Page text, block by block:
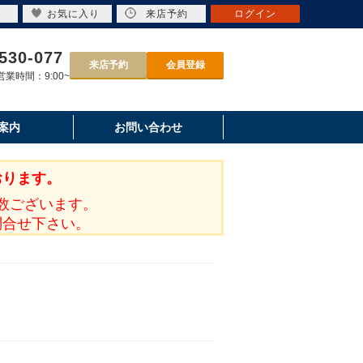
077
時間：9:00~
来店予約 会員登録
内 お問い合わせ
ます。
ざいます。
せ下さい。
お気に入り 来店予約 ログイン